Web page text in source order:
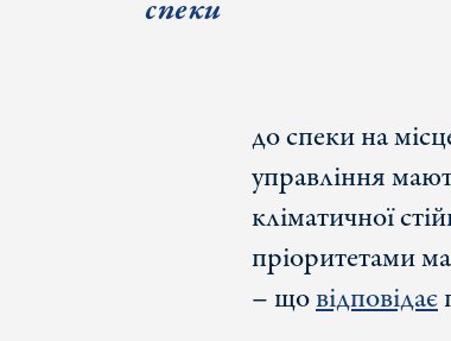
спеки
до спеки на
управління
кліматичної
пріоритетами
– щовідповідає